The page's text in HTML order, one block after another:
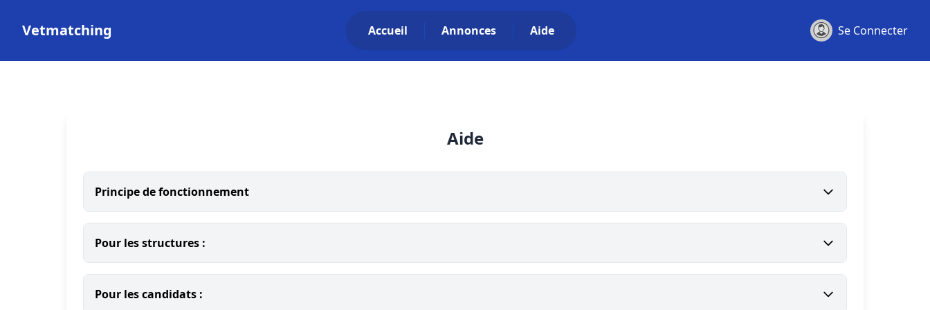
Vetmatching Accueil Annonces Aide Se Connecter
Aide
Principe de fonctionnement
Pour les structures :
Pour les candidats :